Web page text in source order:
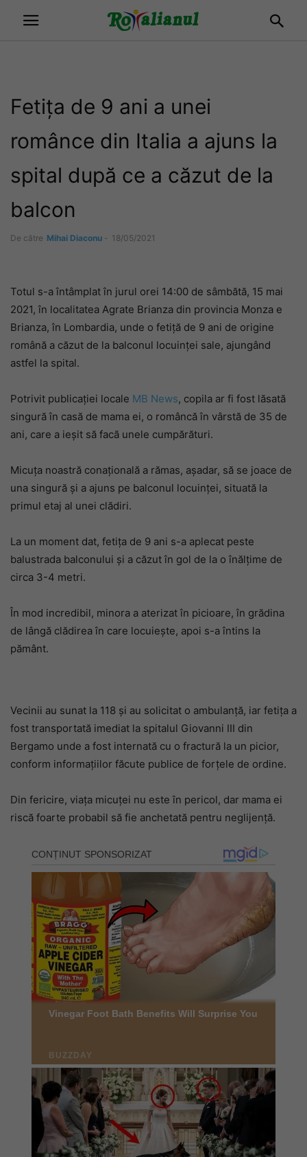
Fetița de 9 ani a unei
românce din Italia a ajuns la
spital după ce a căzut de la
balcon
De către Mihai Diaconu - 18/05/2021
Totul s-a întâmplat în jurul orei 14:00 de sâmbătă, 15 mai
2021, în localitatea Agrate Brianza din provincia Monza e
Brianza, în Lombardia, unde o fetiță de 9 ani de origine
română a căzut de la balconul locuinței sale, ajungând
astfel la spital.
Potrivit publicației locale MB News, copila ar fi fost lăsată
singură în casă de mama ei, o româncă în vârstă de 35 de
ani, care a ieșit să facă unele cumpărături.
Micuța noastră conațională a rămas, așadar, să se joace de
una singură și a ajuns pe balconul locuinței, situată la
primul etaj al unei clădiri.
La un moment dat, fetița de 9 ani s-a aplecat peste
balustrada balconului și a căzut în gol de la o înălțime de
circa 3-4 metri.
În mod incredibil, minora a aterizat în picioare, în grădina
de lângă clădirea în care locuiește, apoi s-a întins la
pământ.
Vecinii au sunat la 118 și au solicitat o ambulanță, iar fetița a
fost transportată imediat la spitalul Giovanni III din
Bergamo unde a fost internată cu o fractură la un picior,
conform informațiilor făcute publice de forțele de ordine.
Din fericire, viața micuței nu este în pericol, dar mama ei
riscă foarte probabil să fie anchetată pentru neglijență.